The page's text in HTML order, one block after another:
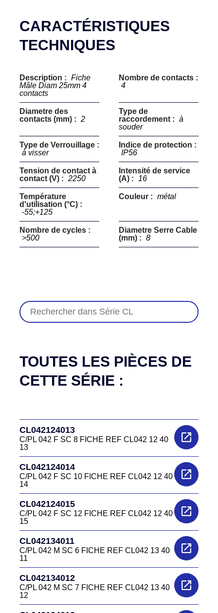
CARACTÉRISTIQUES
TECHNIQUES
Description : Fiche
Mâle Diam 25mm 4
contacts
Nombre de contacts :
4
Diametre des
contacts (mm) : 2
Type de
raccordement : à
souder
Type de Verrouillage :
à visser
Indice de protection :
IP56
Tension de contact à
contact (V) : 2250
Intensité de service
(A) :
16
Température
d'utilisation (°C) :
-55;+125
Couleur : métal
Nombre de cycles :
>500
Diametre Serre Cable
(mm) : 8
TOUTES LES PIÈCES DE
CETTE SÉRIE :
CL042124013
C/PL 042 F SC 8 FICHE REF CL042 12 40
13
CL042124014
C/PL 042 F SC 10 FICHE REF CL042 12 40
14
CL042124015
C/PL 042 F SC 12 FICHE REF CL042 12 40
15
CL042134011
C/PL 042 M SC 6 FICHE REF CL042 13 40
11
CL042134012
C/PL 042 M SC 7 FICHE REF CL042 13 40
12